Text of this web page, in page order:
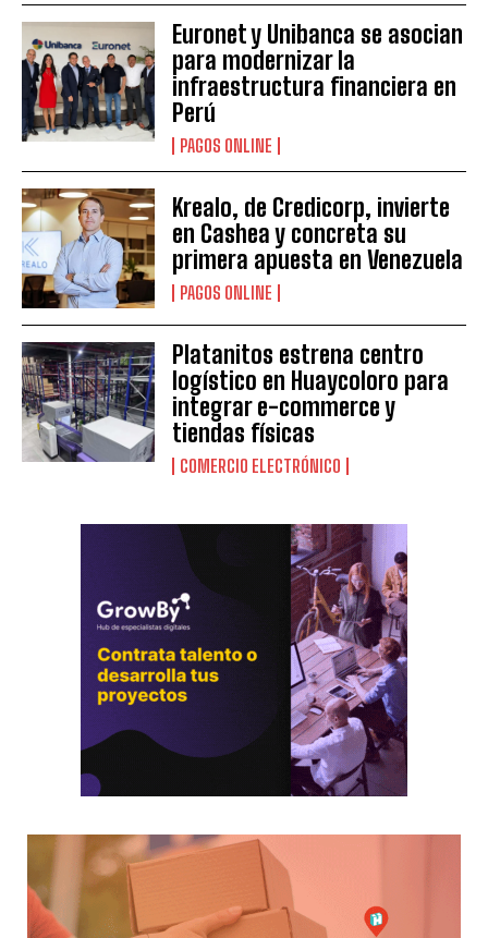
Euronet y Unibanca se asocian
para modernizar la
infraestructura financiera en
Perú
PAGOS ONLINE
Krealo, de Credicorp, invierte
en Cashea y concreta su
primera apuesta en Venezuela
PAGOS ONLINE
Platanitos estrena centro
logístico en Huaycoloro para
integrar e-commerce y
tiendas físicas
COMERCIO ELECTRÓNICO